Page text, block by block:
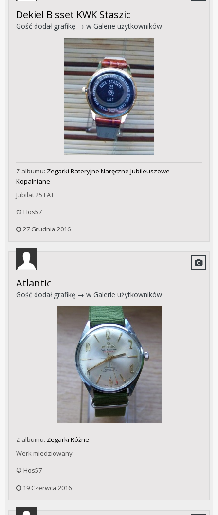
Dekiel Bisset KWK Staszic
Gość dodał grafikę → w Galerie użytkowników
Z albumu: Zegarki Bateryjne Naręczne Jubileuszowe
Kopalniane
Jubilat 25 LAT
© Hos57
27 Grudnia 2016
Atlantic
Gość dodał grafikę → w Galerie użytkowników
Z albumu: Zegarki Różne
Werk miedziowany.
© Hos57
19 Czerwca 2016